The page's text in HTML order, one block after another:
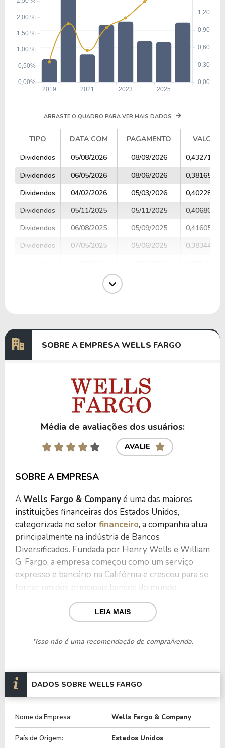
ARRASTE O QUADRO PARA VER MAIS DADOS
TIPO DATA COM PAGAMENTO
VALOR
TIPO
DATA COM PAGAMENTO VALOR
Dividendos 05/08/2026 08/09/2026
0,43271420
Dividendos
06/05/2026 08/06/2026
0,38165800
Dividendos
04/02/2026 05/03/2026
0,40228039
Dividendos
05/11/2025 05/11/2025
0,40680816
Dividendos
06/08/2025 05/09/2025
0,41605398
Dividendos
07/05/2025 05/06/2025
0,38344886
06/11/2024
SOBRE A EMPRESA WELLS FARGO
Média de avaliações dos usuários:
AVALIE
SOBRE A EMPRESA
AWells Fargo & Companyé uma das maiores
instituições financeiras dos Estados Unidos,
categorizada no setorfinanceiro, a companhia atua
principalmente na indústria de Bancos
Diversificados. Fundada por Henry Wells e William
G. Fargo, a empresa começou como um serviço
expresso e bancário na Califórnia e cresceu para se
tornar um dos principais bancos do mundo.
Para isso, a Wells Fargo conta com uma ampla
gama de produtos e serviços financeiros, incluindo
contas correntes e de poupança, cartões de crédito
e débito, empréstimos para automóveis, hipotecas,
planejamento financeiro, private banking, gestão de
investimentos e soluções financeiras para grandes
empresas.
A empresa opera por meio de quatro segmentos
principais: Banco de Crédito ao Consumidor, Banco
LEIA MAIS
*Isso não é uma recomendação de compra/venda.
DADOS SOBRE WELLS FARGO
Nome da Empresa: Wells Fargo & Company
País de Origem: Estados Unidos